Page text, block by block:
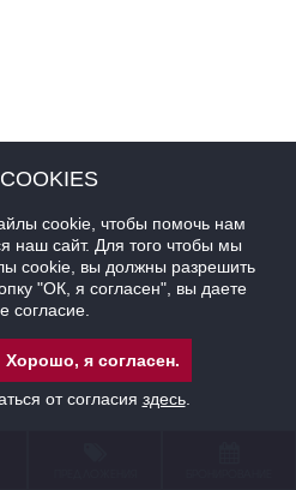
COOKIES
cookie, чтобы помочь нам
наш сайт. Для того чтобы мы
cookie, вы должны разрешить
"ОК, я согласен", вы даете
согласие.
Хорошо, я согласен.
от согласия здесь.